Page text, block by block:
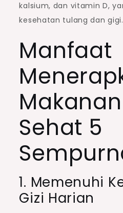
kalsium, dan vitamin D,
kesehatan tulang dan gigi.
Manfaat
Sehat 5
1. Memenuhi
Gizi Harian